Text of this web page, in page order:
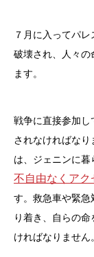
７月に入ってパ
破壊され、人々の
ます。
戦争に直接参加し
されなければなり
は、ジェニンに
不自由なくアク
す。救急車や緊急
り着き、自らの
ければなりません。